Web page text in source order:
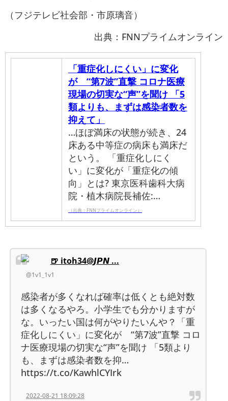
（フジテレビ社会部・市原璃音）
出典：FNNプライムオンライン
「重症化しにくい」に変化
が “第7波”直撃 コロナ医療
現場の切実な“声”を聞け 「5
類よりも、まずは感染者数を
抑えて」
…ほぼ満床の状態が続き、24
床ある中等症の病床も満床だ
という。 「重症化しにく
い」に変化が「重症化の傾
向」とは? 東京医科歯科大病
院・植木病院長補佐:…
（出典：FNNプライムオンライン）
🍺 itoh34@𝙅𝙋𝙉 ...
@1v1_1v1
感染者が多くなれば確率は低くとも絶対数
は多くなるやろ。小学生でも分かりますが
な。いったい国は何がやりたいんや？「重
症化しにくい」に変化が “第7波”直撃 コロ
ナ医療現場の切実な“声”を聞け 「5類より
も、まずは感染者数を抑…
https://t.co/KawhlCYIrk
2022-08-21 18:09:28